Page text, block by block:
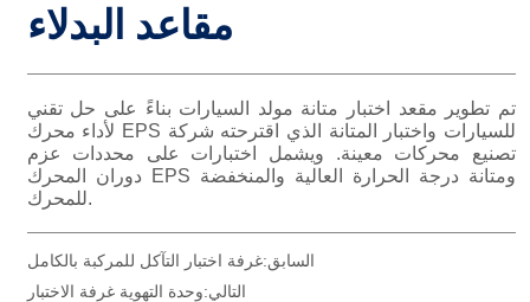
مقاعد البدلاء
السابق:غرفة اختبار التآكل للمركبة بالكامل
التالي:وحدة التهوية غرفة الاختبار